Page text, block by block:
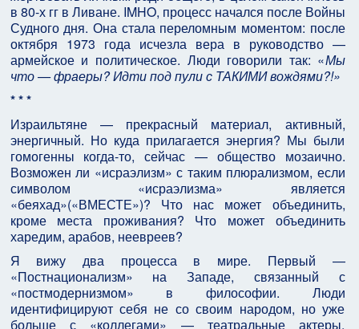
в 80-х гг в Ливане. IMHO, процесс начался после Войны
Судного дня. Она стала переломным моментом: после
октября 1973 года исчезла вера в руководство —
армейское и политическое. Люди говорили так: «Мы
что — фраеры? Идти под пули с ТАКИМИ вождями?!»
* * *
Израильтяне — прекрасный материал, активный,
энергичный. Но куда прилагается энергия? Мы были
гомогенны когда-то, сейчас — общество мозаично.
Возможен ли «исраэлизм» с таким плюрализмом, если
символом «исраэлизма» является
«беяхад»(«ВМЕСТЕ»)? Что нас может объединить,
кроме места проживания? Что может объединить
харедим, арабов, неевреев?
Я вижу два процесса в мире. Первый —
«Постнационализм» на Западе, связанный с
«постмодернизмом» в философии. Люди
идентифицируют себя не со своим народом, но уже
больше с «коллегами» — театральные актеры,